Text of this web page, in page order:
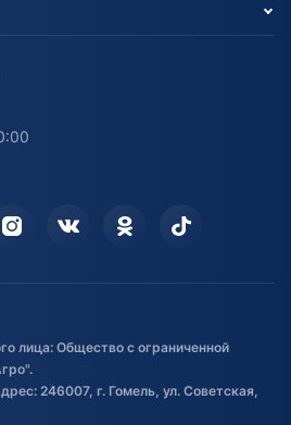
учет
лица: Общество с ограниченной
246007, г. Гомель, ул. Советская,